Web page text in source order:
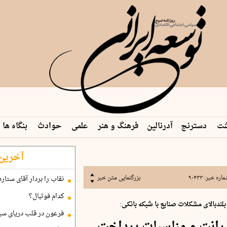
دسترنج آدرنالین فرهنگ و هنر علمی حوادث بنگاه ها
خبر:۹۰۴۳۳ بزرگنمایی متن خبر
مشکلات صنایع با شبکه بانکی:
نقاب را بردار آقای
کدام فوتبال؟
فرعون در قلب دریای